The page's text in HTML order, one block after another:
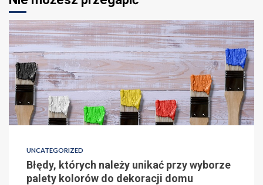
UNCATEGORIZED
Błędy, których należy unikać przy wyborze
palety kolorów do dekoracji domu